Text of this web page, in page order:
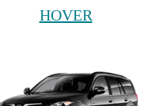
HOVER